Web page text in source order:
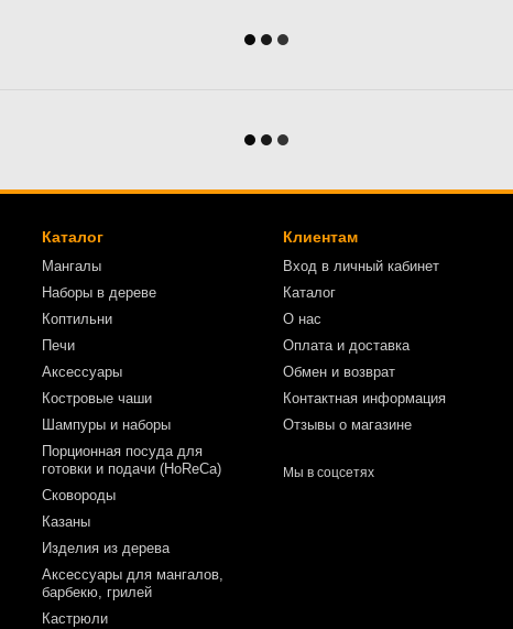
Каталог
Мангалы
Наборы в дереве
Коптильни
Печи
Аксессуары
Костровые чаши
Шампуры и наборы
Порционная посуда для
готовки и подачи (HoReCa)
Сковороды
Казаны
Изделия из дерева
Аксессуары для мангалов,
барбекю, грилей
Кастрюли
Клиентам
Вход в личный кабинет
Каталог
О нас
Оплата и доставка
Обмен и возврат
Контактная информация
Отзывы о магазине
Мы в соцсетях